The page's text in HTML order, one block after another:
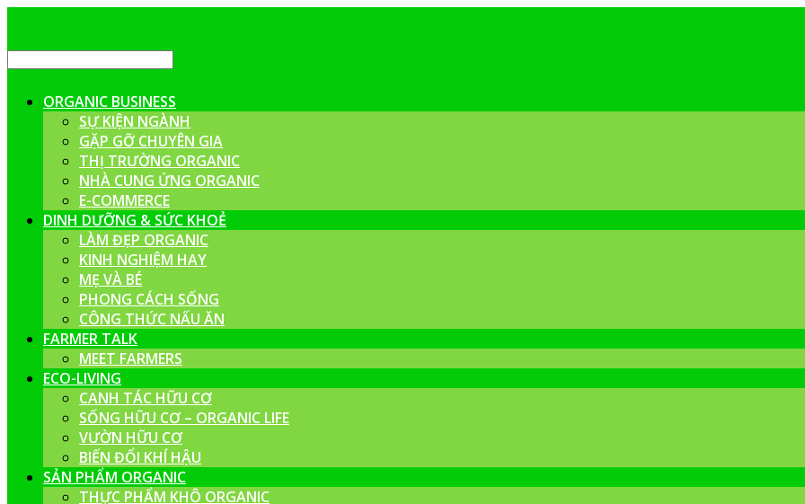
ORGANIC BUSINESS
SỰ KIỆN NGÀNH
GẶP GỠ CHUYÊN GIA
THỊ TRƯỜNG ORGANIC
NHÀ CUNG ỨNG ORGANIC
E-COMMERCE
DINH DƯỠNG & SỨC KHOẺ
LÀM ĐẸP ORGANIC
KINH NGHIỆM HAY
MẸ VÀ BÉ
PHONG CÁCH SỐNG
CÔNG THỨC NẤU ĂN
FARMER TALK
MEET FARMERS
ECO-LIVING
CANH TÁC HỮU CƠ
SỐNG HỮU CƠ – ORGANIC LIFE
VƯỜN HỮU CƠ
BIẾN ĐỔI KHÍ HẬU
SẢN PHẨM ORGANIC
THỰC PHẨM KHÔ ORGANIC